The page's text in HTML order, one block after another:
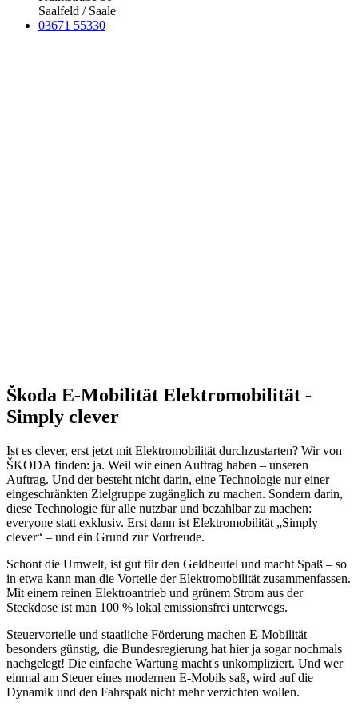
Saalfeld / Saale
03671 55330
Škoda E-Mobilität Elektromobilität -
Simply clever
Ist es clever, erst jetzt mit Elektromobilität durchzustarten? Wir von
ŠKODA finden: ja. Weil wir einen Auftrag haben – unseren
Auftrag. Und der besteht nicht darin, eine Technologie nur einer
eingeschränkten Zielgruppe zugänglich zu machen. Sondern darin,
diese Technologie für alle nutzbar und bezahlbar zu machen:
everyone statt exklusiv. Erst dann ist Elektromobilität „Simply
clever“ – und ein Grund zur Vorfreude.
Schont die Umwelt, ist gut für den Geldbeutel und macht Spaß – so
in etwa kann man die Vorteile der Elektromobilität zusammenfassen.
Mit einem reinen Elektroantrieb und grünem Strom aus der
Steckdose ist man 100 % lokal emissionsfrei unterwegs.
Steuervorteile und staatliche Förderung machen E-Mobilität
besonders günstig, die Bundesregierung hat hier ja sogar nochmals
nachgelegt! Die einfache Wartung macht's unkompliziert. Und wer
einmal am Steuer eines modernen E-Mobils saß, wird auf die
Dynamik und den Fahrspaß nicht mehr verzichten wollen.